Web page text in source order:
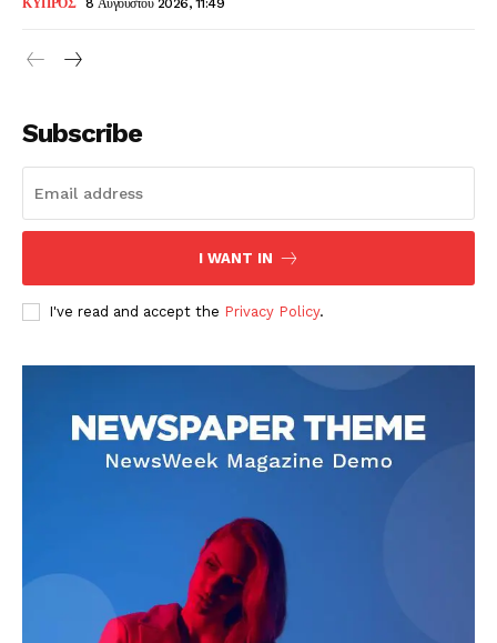
ΚΥΠΡΟΣ 8 Αυγούστου 2026, 11:49
Subscribe
I WANT IN
I've read and accept the Privacy Policy.